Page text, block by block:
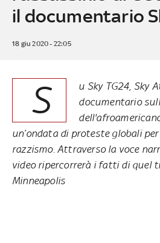
il documentario
18 giu 2020 - 22:05
S
u Sky TG24, Sky
documentario
un’ondata di proteste globali
razzismo. Attraverso la voce
video ripercorrerà i fatti di quel
Minneapolis